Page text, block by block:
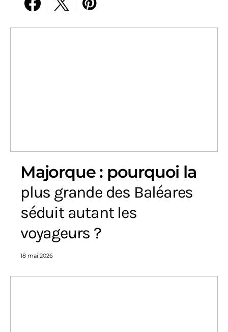
Majorque : pourquoi la
plus grande des Baléares
séduit autant les
voyageurs ?
18 mai 2026